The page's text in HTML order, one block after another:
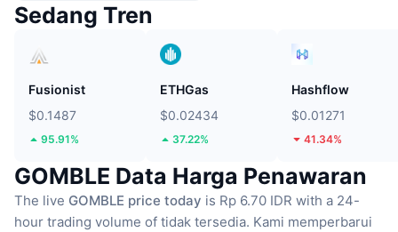
Sedang Tren
Fusionist
$0.1487
95.91%
ETHGas
$0.02434
37.22%
Hashflow
$0.01271
41.34%
GOMBLE Data Harga Penawaran
The live GOMBLE price today is Rp 6.70 IDR with a 24-
hour trading volume of tidak tersedia. Kami memperbarui